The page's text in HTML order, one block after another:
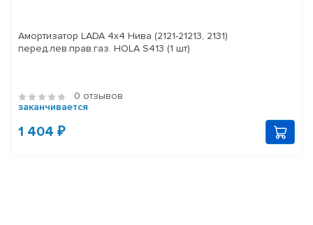
Амортизатор LADA 4x4 Нива (2121-21213, 2131)
перед.лев.прав.газ. HOLA S413 (1 шт)
0 отзывов
заканчивается
1 404 ₽